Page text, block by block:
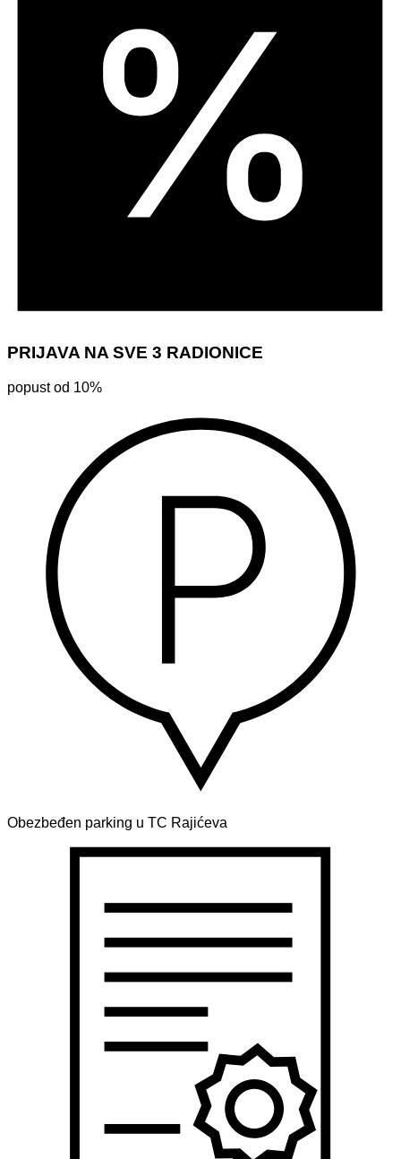
PRIJAVA NA SVE 3 RADIONICE
popust od 10%
Obezbeđen parking u TC Rajićeva